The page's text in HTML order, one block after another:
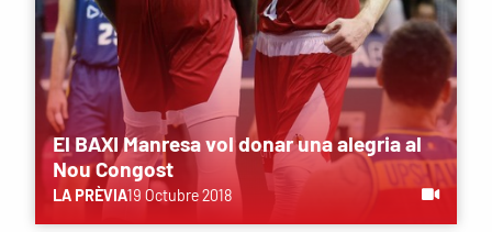
El BAXI Manresa vol donar una alegria al
Nou Congost
LA PRÈVIA19 Octubre 2018